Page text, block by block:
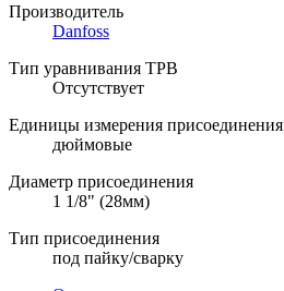
Производитель
Danfoss
Тип уравнивания ТРВ
Отсутствует
Единицы измерения присоединения
дюймовые
Диаметр присоединения
1 1/8" (28мм)
Тип присоединения
под пайку/сварку